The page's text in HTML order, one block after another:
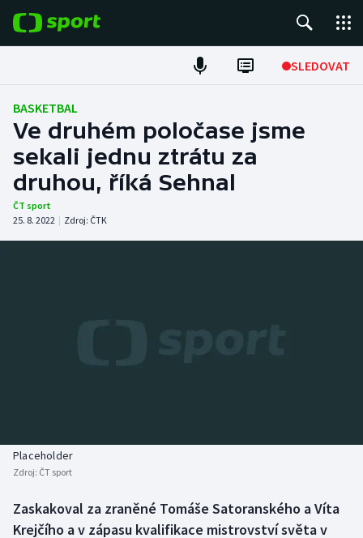
SLEDOVAT
Fotbal
Hokej
Tenis
Atletika
Biatlon
Box
Aplikace ČT sport
BASKETBAL
Ve druhém poločase jsme
sekali jednu ztrátu za
druhou, říká Sehnal
ČT sport
25. 8. 2022 | Zdroj: ČTK
Placeholder
Zdroj: ČT sport
Zaskakoval za zraněné Tomáše Satoranského a Víta
Krejčího a v zápasu kvalifikace mistrovství světa v